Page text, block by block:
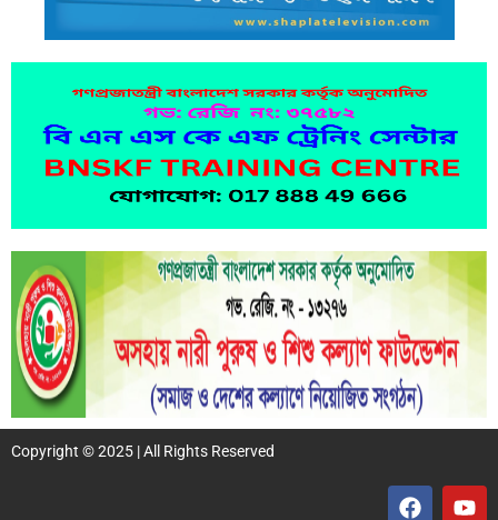
Copyright © 2025 | All Rights Reserved